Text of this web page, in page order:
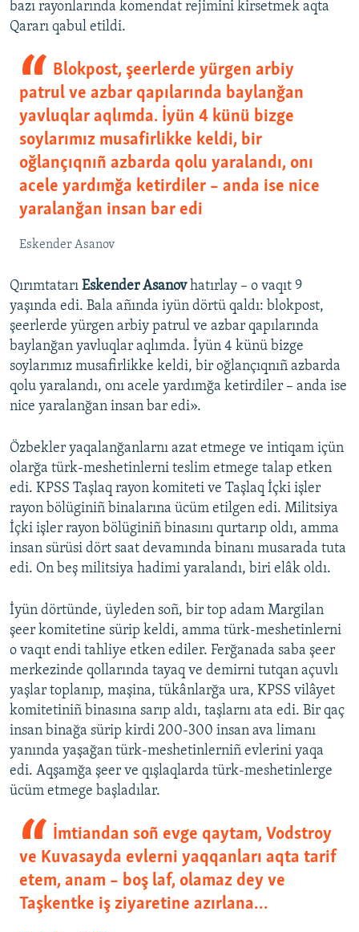
bazı rayonlarında komendat rejimini kirsetmek aqta
Qararı qabul etildi.
Blokpost, şeerlerde yürgen arbiy
patrul ve azbar qapılarında baylanğan
yavluqlar aqlımda. İyün 4 künü bizge
soylarımız musafirlikke keldi, bir
oğlançıqnıñ azbarda qolu yaralandı, onı
acele yardımğa ketirdiler – anda ise nice
yaralanğan insan bar edi
Eskender Asanov
Qırımtatarı Eskender Asanovhatırlay – o vaqıt 9
yaşında edi. Bala añında iyün dörtü qaldı: blokpost,
şeerlerde yürgen arbiy patrul ve azbar qapılarında
baylanğan yavluqlar aqlımda. İyün 4 künü bizge
soylarımız musafirlikke keldi, bir oğlançıqnıñ azbarda
qolu yaralandı, onı acele yardımğa ketirdiler – anda ise
nice yaralanğan insan bar edi».
Özbekler yaqalanğanlarnı azat etmege ve intiqam içün
olarğa türk-meshetinlerni teslim etmege talap etken
edi. KPSS Taşlaq rayon komiteti ve Taşlaq İçki işler
rayon bölüginiñ binalarına ücüm etilgen edi. Militsiya
İçki işler rayon bölüginiñ binasını qurtarıp oldı, amma
insan sürüsi dört saat devamında binanı musarada tuta
edi. On beş militsiya hadimi yaralandı, biri elâk oldı.
İyün dörtünde, üyleden soñ, bir top adam Margilan
şeer komitetine sürip keldi, amma türk-meshetinlerni
o vaqıt endi tahliye etken ediler. Ferğanada saba şeer
merkezinde qollarında tayaq ve demirni tutqan açuvlı
yaşlar toplanıp, maşina, tükânlarğa ura, KPSS vilâyet
komitetiniñ binasına sarıp aldı, taşlarnı ata edi. Bir qaç
insan binağa sürip kirdi 200-300 insan ava limanı
yanında yaşağan türk-meshetinlerniñ evlerini yaqa
edi. Aqşamğa şeer ve qışlaqlarda türk-meshetinlerge
ücüm etmege başladılar.​
İmtiandan soñ evge qaytam, Vodstroy
ve Kuvasayda evlerni yaqqanları aqta tarif
etem, anam – boş laf, olamaz dey ve
Taşkentke iş ziyaretine azırlana…